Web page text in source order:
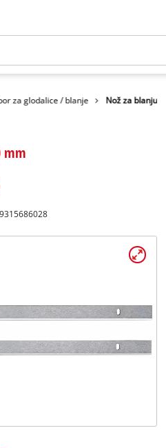
za glodalice / blanje Nož za blanju
mm